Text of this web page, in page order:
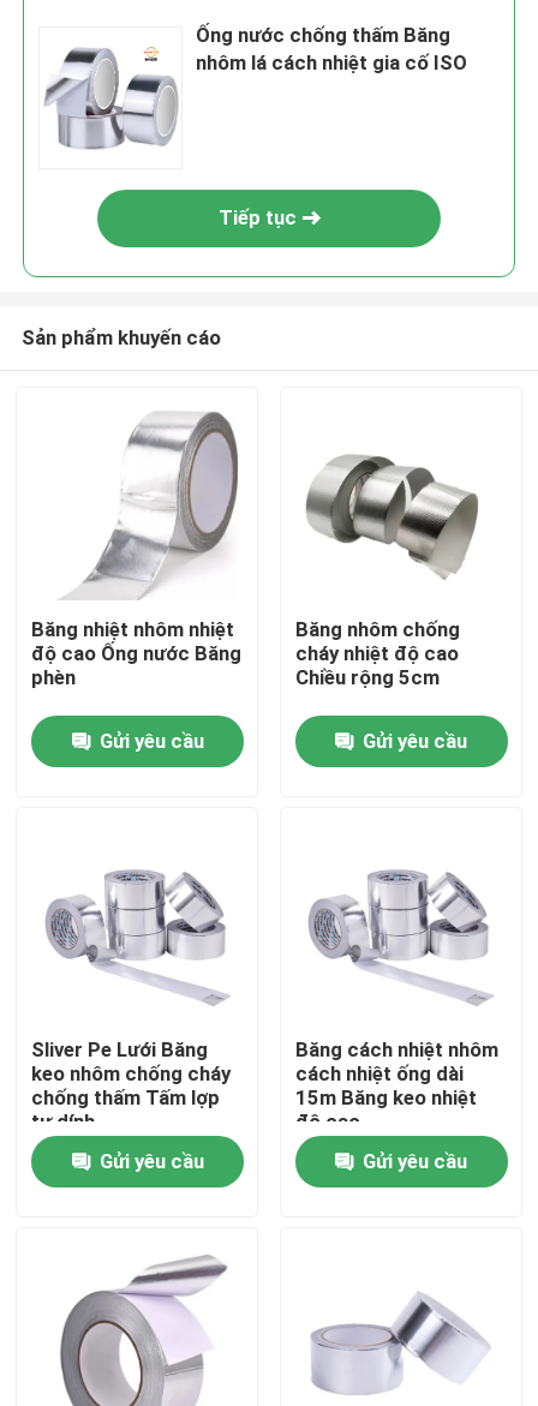
Sản phẩm
Vật liệu cách nhiệt
Bông Thủy Tinh Cách Nhiệt
Bảng điều khiển bánh sandwich len đá
Tấm Polyurethane Sandwich
Ống nước chống thấm Băng
nhôm lá cách nhiệt gia cố ISO
Tiếp tục
Sản phẩm khuyến cáo
Băng nhiệt nhôm nhiệt
độ cao Ống nước Băng
phèn
Gửi yêu cầu
Băng nhôm chống
cháy nhiệt độ cao
Chiều rộng 5cm
Gửi yêu cầu
Sliver Pe Lưới Băng
keo nhôm chống cháy
chống thấm Tấm lợp
tự dính
Gửi yêu cầu
Băng cách nhiệt nhôm
cách nhiệt ống dài
15m Băng keo nhiệt
độ cao
Gửi yêu cầu